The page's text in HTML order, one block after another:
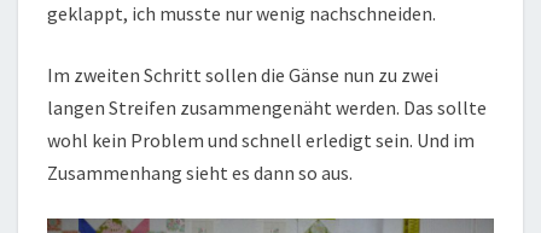
geklappt, ich musste nur wenig nachschneiden.
Im zweiten Schritt sollen die Gänse nun zu zwei
langen Streifen zusammengenäht werden. Das sollte
wohl kein Problem und schnell erledigt sein. Und im
Zusammenhang sieht es dann so aus.